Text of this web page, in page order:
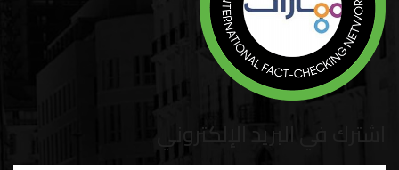
اشترك في البريد الإلكتروني